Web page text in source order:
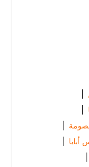
|
|